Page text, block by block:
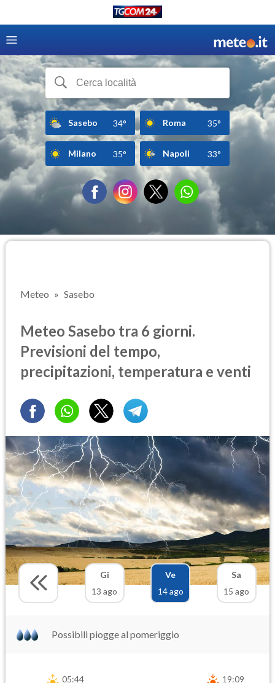
Sasebo 34° Roma 35°
Milano 35° Napoli 33°
Meteo Sasebo
Meteo Sasebo tra 6 giorni.
Previsioni del tempo,
precipitazioni, temperatura e venti
Gi
13 ago
Ve
14 ago
Sa
15 ago
Possibili piogge al pomeriggio
05:44 19:09